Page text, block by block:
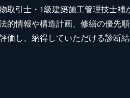
取引士・1級建築施工管理技士補
的情報や構造計画、修繕の優先
価し、納得していただける診断